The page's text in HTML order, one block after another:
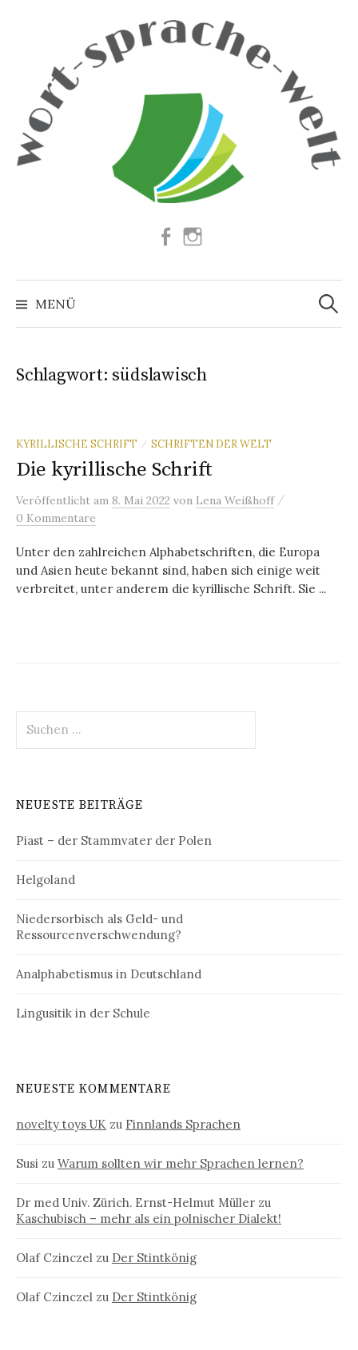
Facebook
MENÜ
Suchen
nach:
Schlagwort: südslawisch
KYRILLISCHE SCHRIFT / SCHRIFTEN DER WELT
Die kyrillische Schrift
Veröffentlicht am 8. Mai 2022 von Lena Weißhoff /
0 Kommentare
Unter den zahlreichen Alphabetschriften, die Europa
und Asien heute bekannt sind, haben sich einige weit
verbreitet, unter anderem die kyrillische Schrift. Sie ...
nach:
NEUESTE BEITRÄGE
Piast – der Stammvater der Polen
Helgoland
Niedersorbisch als Geld- und
Ressourcenverschwendung?
Analphabetismus in Deutschland
Lingusitik in der Schule
NEUESTE KOMMENTARE
novelty toys UK zu Finnlands Sprachen
Susi zu Warum sollten wir mehr Sprachen lernen?
Dr med Univ. Zürich. Ernst-Helmut Müller zu
Kaschubisch – mehr als ein polnischer Dialekt!
Olaf Czinczel zu Der Stintkönig
Olaf Czinczel zu Der Stintkönig